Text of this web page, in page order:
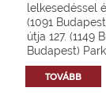
lelkesedéssel
(1091
útja 127. (1149
Budapest)
TOVÁBB